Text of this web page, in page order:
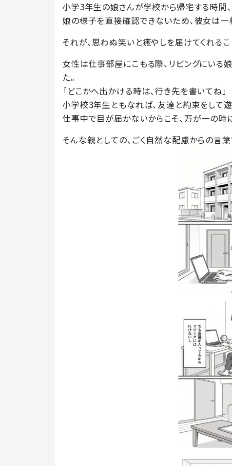
小学3年生の娘さんが学校から帰宅する時間
娘の様子を直接確認できないため、彼女は一
それが、思わぬ笑いと癒やしを届けてくれるこ
女性は仕事部屋にこもる際、リビングにいる
た。
「どこかへ出かける時は、行き先を書いてね」
小学校3年生ともなれば、友達と約束をして
仕事中で目が届かないからこそ、万が一の時
そんな親としての、ごく自然な配慮からの言葉